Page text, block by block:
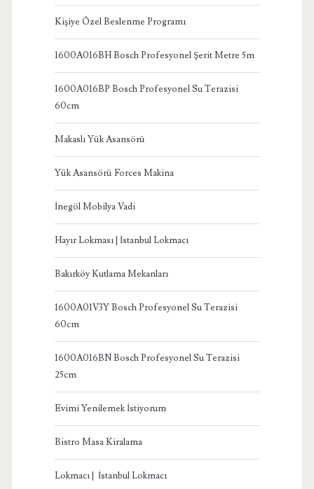
Kişiye Özel Beslenme Programı
1600A016BH Bosch Profesyonel Şerit Metre 5m
1600A016BP Bosch Profesyonel Su Terazisi
60cm
Makaslı Yük Asansörü
Yük Asansörü Forces Makina
İnegöl Mobilya Vadi
Hayır Lokması | İstanbul Lokmacı
Bakırköy Kutlama Mekanları
1600A01V3Y Bosch Profesyonel Su Terazisi
60cm
1600A016BN Bosch Profesyonel Su Terazisi
25cm
Evimi Yenilemek İstiyorum
Bistro Masa Kiralama
Lokmacı | İstanbul Lokmacı